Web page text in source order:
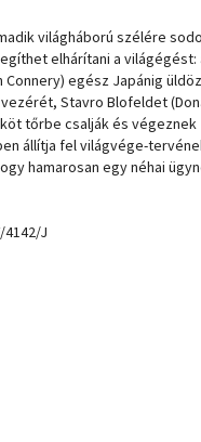
világháború szélére
elhárítani a világégést:
Connery) egész Japánig
Stavro Blofeldet
tőrbe csalják és végeznek
állítja fel világvége-
hamarosan egy néhai
4142/J